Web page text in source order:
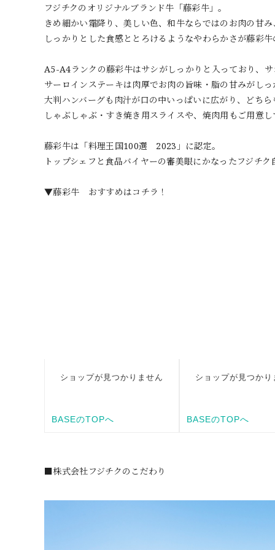
フジチクのオリジナルブランド牛「藤彩牛」。
きめ細かい霜降り、美しい色、和牛ならではのお肉の甘
しっかりとした食感ととろけるようなやわらかさが藤彩
A5-A4ランクの藤彩牛はサシがしっかりと入っており、
サーロインステーキは肉厚でお肉の旨味・脂の甘みがし
大判ハンバーグも肉汁が口の中いっぱいに広がり、どち
しゃぶしゃぶ・すき焼き用スライスや、焼肉用もご用意
藤彩牛は「料理王国100選 2023」に認定。
トップシェフと食品バイヤーの審美眼にかなったフジチ
▼藤彩牛 おすすめはコチラ！
■株式会社フジチクのこだわり